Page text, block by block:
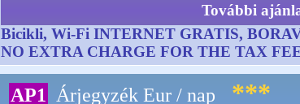
További
Bicikli, Wi-Fi INTERNET GRATIS,
NO EXTRA CHARGE FOR THE TAX
AP1 Árjegyzék Eur / nap ***